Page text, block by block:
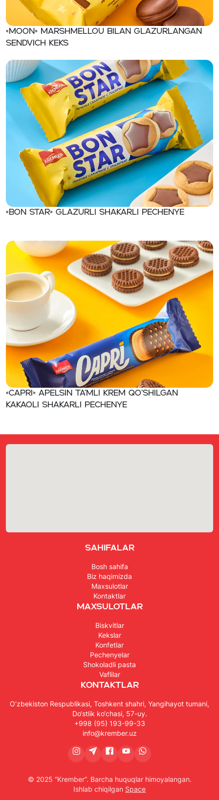
«MOON» Marshmellou bilan glazurlangan
sendvich keks
«BON STAR» Glazurli shakarli pechenye
«CAPRI» Apelsin ta’mli krem qo’shilgan
kakaoli shakarli pechenye
Sahifalar
Bosh sahifa
Biz haqimizda
Maxsulotlar
Kontaktlar
Maxsulotlar
Biskvitlar
Kekslar
Konfetlar
Pechenyelar
Shokoladli pasta
Vaflilar
Kontaktlar
O‘zbekiston Respublikasi, Toshkent shahri, Yangihayot tumani,
Do‘stlik ko‘chasi, 57-uy.
+998 (95) 193-99-33
info@krember.uz
© 2025 “Krember”. Barcha huquqlar himoyalangan.
Ishlab chiqilgan Space